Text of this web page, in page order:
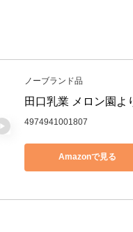
ノーブランド品
田口乳業 メロン園よ
4974941001807
Amazonで見る